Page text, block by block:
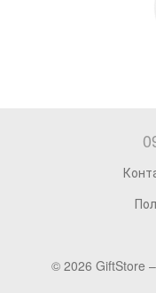
© 2026 GiftStore –